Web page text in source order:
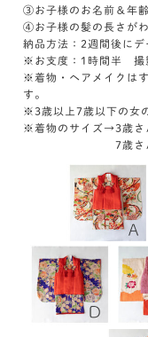
③お子様のお名前＆年齢
④お子様の髪の長さが
納品方法：2週間後にデ
※お支度：1時間半 撮
※着物・ヘアメイクは
す。
※3歳以上7歳以下の女
※着物のサイズ→3歳
7歳さん用お